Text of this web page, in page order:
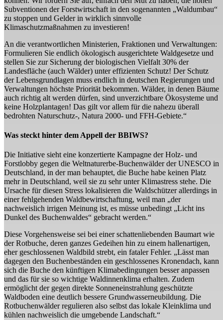
Subventionen der Forstwirtschaft in den sogenannten „Waldumbau“
zu stoppen und Gelder in wirklich sinnvolle
Klimaschutzmaßnahmen zu investieren!
An die verantwortlichen Ministerien, Fraktionen und Verwaltungen:
Formulieren Sie endlich ökologisch ausgerichtete Waldgesetze und
stellen Sie zur Sicherung der biologischen Vielfalt 30% der
Landesfläche (auch Wälder) unter effizienten Schutz! Der Schutz
der Lebensgrundlagen muss endlich in deutschen Regierungen und
Verwaltungen höchste Priorität bekommen. Wälder, in denen Bäume
auch richtig alt werden dürfen, sind unverzichtbare Ökosysteme und
keine Holzplantagen! Das gilt vor allem für die nahezu überall
bedrohten Naturschutz-, Natura 2000- und FFH-Gebiete.“
Was steckt hinter dem Appell der BBIWS?
Die Initiative sieht eine konzertierte Kampagne der Holz- und
Forstlobby gegen die Weltnaturerbe-Buchenwälder der UNESCO in
Deutschland, in der man behauptet, die Buche habe keinen Platz
mehr in Deutschland, weil sie zu sehr unter Klimastress stehe. Die
Ursache für diesen Stress lokalisieren die Waldschützer allerdings in
einer fehlgehenden Waldbewirtschaftung, weil man „der
nachweislich irrigen Meinung ist, es müsse unbedingt „Licht ins
Dunkel des Buchenwaldes“ gebracht werden.“
Diese Vorgehensweise sei bei einer schattenliebenden Baumart wie
der Rotbuche, deren ganzes Gedeihen hin zu einem hallenartigen,
eher geschlossenen Waldbild strebt, ein fataler Fehler. „Lässt man
dagegen den Buchenbeständen ein geschlossenes Kronendach, kann
sich die Buche den künftigen Klimabedingungen besser anpassen
und das für sie so wichtige Waldinnenklima erhalten. Zudem
ermöglicht der gegen direkte Sonneneinstrahlung geschützte
Waldboden eine deutlich bessere Grundwasserneubildung. Die
Rotbuchenwälder regulieren also selbst das lokale Kleinklima und
kühlen nachweislich die umgebende Landschaft.“